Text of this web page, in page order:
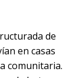
de
en casas
comunitaria.